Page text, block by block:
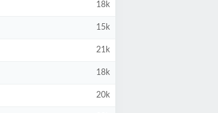
18k
15k
21k
18k
20k